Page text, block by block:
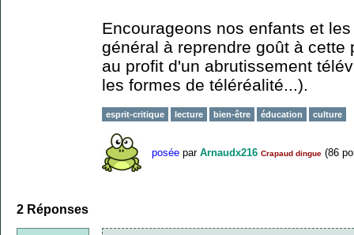
Encourageons nos enfants et
général à reprendre goût à
au profit d'un abrutissement
les formes de téléréalité...).
esprit-critique lecture bien-être éducation culture
posée par Arnaudx216 Crapaud dingue (86
2 Réponses